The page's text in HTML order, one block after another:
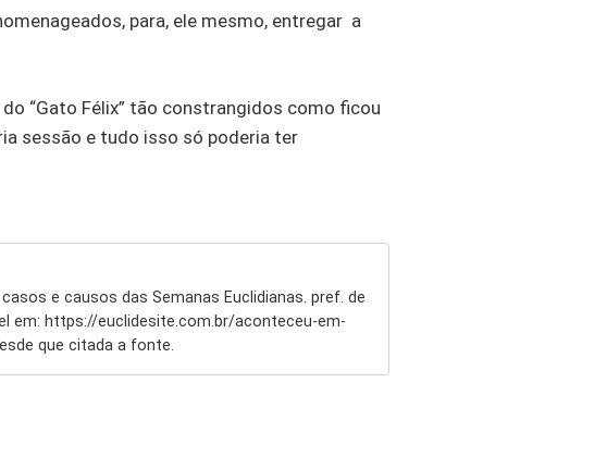
para, ele mesmo, entregar a
“Gato Félix” tão constrangidos como ficou
sessão e tudo isso só poderia ter
casos e causos das Semanas Euclidianas. pref. de
em: https://euclidesite.com.br/aconteceu-em-
que citada a fonte.